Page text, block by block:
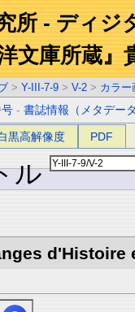
所 - ディジ
文庫所蔵』
> Y-III-7-9 > V-2 > カラー
-書誌情報（メタデー
黒高解像度 PDF
ル
d'Histoire